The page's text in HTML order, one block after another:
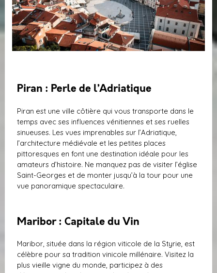
Piran : Perle de l’Adriatique
Piran est une ville côtière qui vous transporte dans le
temps avec ses influences vénitiennes et ses ruelles
sinueuses. Les vues imprenables sur l’Adriatique,
l’architecture médiévale et les petites places
pittoresques en font une destination idéale pour les
amateurs d’histoire. Ne manquez pas de visiter l’église
Saint-Georges et de monter jusqu’à la tour pour une
vue panoramique spectaculaire.
Maribor : Capitale du Vin
Maribor, située dans la région viticole de la Styrie, est
célèbre pour sa tradition vinicole millénaire. Visitez la
plus vieille vigne du monde, participez à des